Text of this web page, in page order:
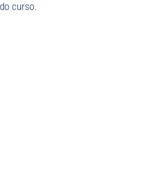
curso.